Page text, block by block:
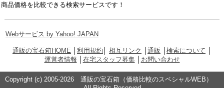
商品価格を比較できる検索サービスです！
Webサービス by Yahoo! JAPAN
通販の宝石箱HOME 利用規約 相互リンク 通販 検索について
運営者情報
在宅スタッフ募集│ お問い合わせ
Copyright (c) 2005-2026 通販の宝石箱（価格比較のスペシャルWEB）